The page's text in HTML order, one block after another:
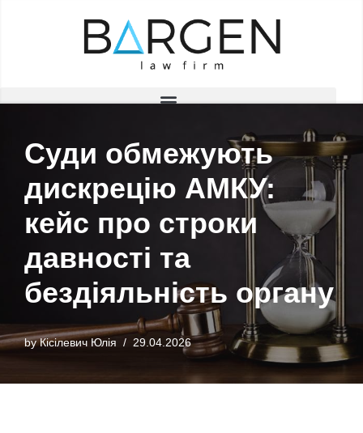
Суди обмежують
дискрецію АМКУ:
кейс про строки
давності та
бездіяльність органу
byКісілевич Юлія 29.04.2026